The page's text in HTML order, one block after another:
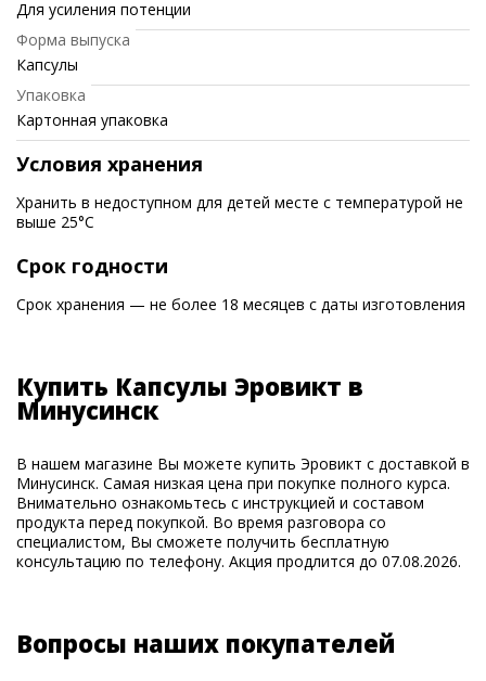
Для усиления потенции
Форма выпуска
Капсулы
Упаковка
Картонная упаковка
Условия хранения
Хранить в недоступном для детей месте с температурой не
выше 25°C
Срок годности
Срок хранения — не более 18 месяцев с даты изготовления
Купить Капсулы Эровикт в
Минусинск
В нашем магазине Вы можете купить Эровикт с доставкой в
Минусинск. Самая низкая цена при покупке полного курса.
Внимательно ознакомьтесь с инструкцией и составом
продукта перед покупкой. Во время разговора со
специалистом, Вы сможете получить бесплатную
консультацию по телефону. Акция продлится до 07.08.2026.
Вопросы наших покупателей